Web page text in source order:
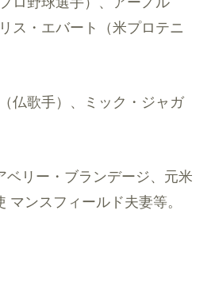
ス・エバート（米プロテニ
仏歌手）、ミック・ジャガ
リー・ブランデージ、元米
ンスフィールド夫妻等。